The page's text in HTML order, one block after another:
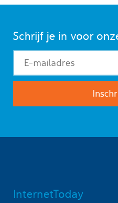
Schrijf je in voor
InternetToday